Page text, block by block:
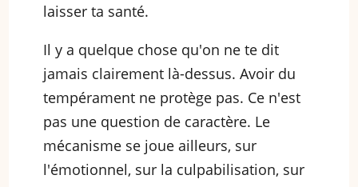
laisser ta santé.
Il y a quelque chose qu'on ne te dit
jamais clairement là-dessus. Avoir du
tempérament ne protège pas. Ce n'est
pas une question de caractère. Le
mécanisme se joue ailleurs, sur
l'émotionnel, sur la culpabilisation, sur